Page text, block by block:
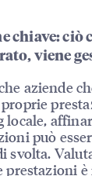
chiave: ciò
viene
aziende
locale,
può
svolta.
prestazioni è